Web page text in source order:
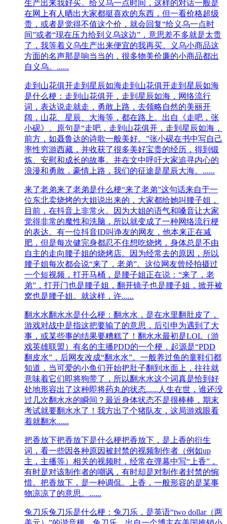
生产出来我好买。给义乌一点时间，这样的对话一般是
在网上有人晒出大家都挺喜欢的东西，但一看价格超级
贵，或者是觉得不值这个价，就会回复“给义乌一点时
间”或者“现在压力给到义乌这边”，意思差不多就是太贵
了，我等着义乌生产出来便宜的我再买。义乌小商品这
方面的名声那是响当当的，很多物美价廉的小商品都出
自义乌。......
走到山花俱开走到星辰如海走到山花俱开走到星辰如海
是什么梗：走到山花俱开，走到星辰如海，网络流行
词，表达说走就走，勇敢上路，去领略自然的美丽开
阔，山花、星辰、大海等，都在路上。出自《走吧，张
小砚》。原句是“走吧，走到山花俱开，走到星辰如海，
前方，如聂鲁达的诗歌一般美好。”张小砚在书中写自己
率性穷游西藏，并收获了很多美好宝贵的经历，得到锻
炼、安慰和成长的故事。并在文中呼吁大家追寻内心的
浪漫和勇敢，豪情上路，我们的征途是星辰大海。......
来了老弟来了老弟是什么梗“来了老弟”这句话来自于一
位东北卖烧烤的大姐说出来的，大家都给她叫腰子姐，
目前，在抖音上非常火。因为大姐的语气和嗓音让大家
觉得非常的魔性和洗脑，所以就变成了一种网络流行梗
的表达。有一位抖音ID叫诤友的网友，他本来正在减
肥，但是每次健完身都忍不住想吃烧烤，身体总是不由
自主的走向腰子姐的烧烤店。因为经常去的原因，所以
腰子姐每次都会说“来了，老弟”。这位网友曾经拍摄过
一个短视频，打开马桶，是腰子姐正在说：“来了，老
弟”，打开门也是腰子姐，翻开镜子也是腰子姐，掀开被
窝也是腰子姐。就这样，许......
翻水水翻水水是什么梗：翻水水，是在水里翻肚皮了，
游戏对战中是指这把要输了的意思，后引申为遇到了大
事，或某些事的结果要糟糕了！翻水水最初是LOL（游
戏英雄联盟）有名的主播PDD的一个梗，起源是“PDD
翻皮水”，后网友改成“翻水水”。一般养过鱼的童鞋们都
知道，当可爱的小鱼们开始把肚子翻到水面上，往往就
意味着它们即将狗带了，所以翻水水这个词真是恰到好
处地形容出了这种即将药丸的状态......人生在世，谁还没
过几次翻水水的瞬间？最近身体状态不是很棒棒，期末
考试就要翻水水了！我方出了个猪队友，这局游戏眼看
着就翻水......
把香放下把香放下是什么梗把香放下，是上香的衍生
词，看一些因各种原因被封禁的视频制作者（例如up
主，主播等）相关的视频时，经常在弹幕中写“上香”，
有时是对该制作者的嘲讽，有时却是对制作者封禁的惋
惜。把香放下，是一种调侃。上香，一般形容的是某事
物凉凉了的意思。......
兔刀乐兔刀乐是什么梗：兔刀乐，是英语“two dollar（两